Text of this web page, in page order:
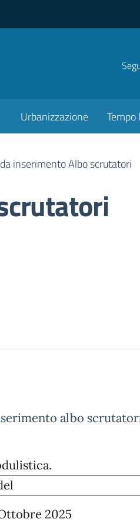
Urbanizzazione Tempo
inserimento Albo scrutatori
albo
2025